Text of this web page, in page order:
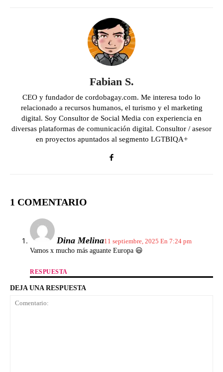
Fabian S.
CEO y fundador de cordobagay.com. Me interesa todo lo
relacionado a recursos humanos, el turismo y el marketing
digital. Soy Consultor de Social Media con experiencia en
diversas plataformas de comunicación digital. Consultor / asesor
en proyectos apuntados al segmento LGTBIQA+
1 COMENTARIO
Dina Melina11 septiembre, 2025 En 7:24 pm
Vamos x mucho más aguante Europa 😃
RESPUESTA
DEJA UNA RESPUESTA